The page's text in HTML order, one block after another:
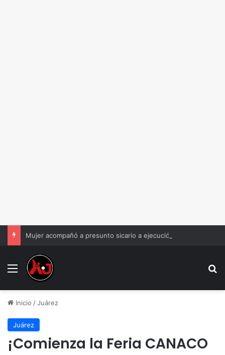
Menu
Inicio /Juárez
Juárez
¡Comienza la Feria CANACO